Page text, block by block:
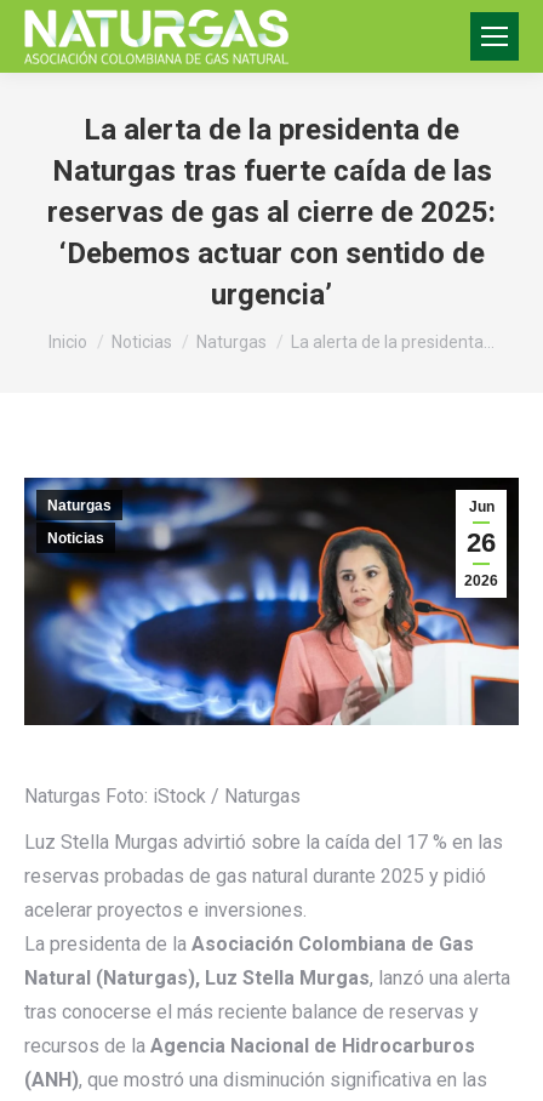
La alerta de la presidenta de
Naturgas tras fuerte caída de las
reservas de gas al cierre de 2025:
‘Debemos actuar con sentido de
urgencia’
Estás aquí:
Inicio Noticias Naturgas La alerta de la presidenta…
Jun
26
2026
Naturgas
Noticias
Naturgas Foto: iStock / Naturgas
Luz Stella Murgas advirtió sobre la caída del 17 % en las
reservas probadas de gas natural durante 2025 y pidió
acelerar proyectos e inversiones.
La presidenta de la Asociación Colombiana de Gas
Natural (Naturgas), Luz Stella Murgas, lanzó una alerta
tras conocerse el más reciente balance de reservas y
recursos de la Agencia Nacional de Hidrocarburos
(ANH), que mostró una disminución significativa en las